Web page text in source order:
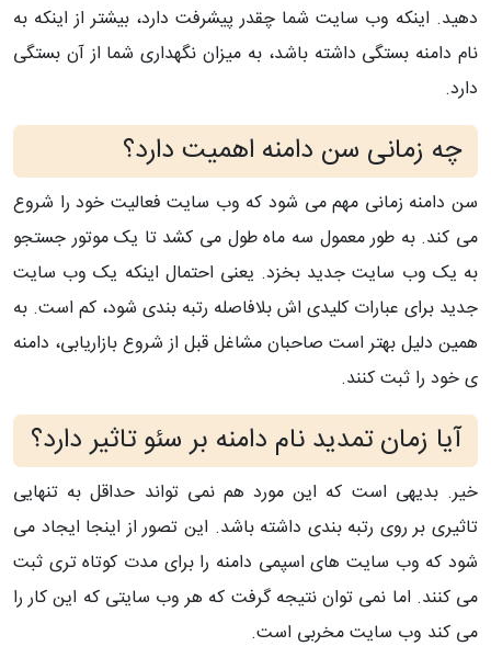
دهید. اینکه وب سایت شما چقدر پیشرفت دارد، بیشتر از اینکه به
نام دامنه بستگی داشته باشد، به میزان نگهداری شما از آن بستگی
دارد.
چه زمانی سن دامنه اهمیت دارد؟
سن دامنه زمانی مهم می شود که وب سایت فعالیت خود را شروع
می کند. به طور معمول سه ماه طول می کشد تا یک موتور جستجو
به یک وب سایت جدید بخزد. یعنی احتمال اینکه یک وب سایت
جدید برای عبارات کلیدی اش بلافاصله رتبه بندی شود، کم است. به
همین دلیل بهتر است صاحبان مشاغل قبل از شروع بازاریابی، دامنه
ی خود را ثبت کنند.
آیا زمان تمدید نام دامنه بر سئو تاثیر دارد؟
خیر. بدیهی است که این مورد هم نمی تواند حداقل به تنهایی
تاثیری بر روی رتبه بندی داشته باشد. این تصور از اینجا ایجاد می
شود که وب سایت های اسپمی دامنه را برای مدت کوتاه تری ثبت
می کنند. اما نمی توان نتیجه گرفت که هر وب سایتی که این کار را
می کند وب سایت مخربی است.